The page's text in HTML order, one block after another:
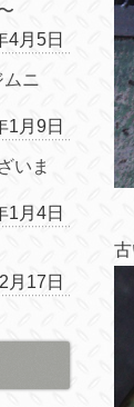
4月5日
ニ
1月9日
いま
1月4日
月17日